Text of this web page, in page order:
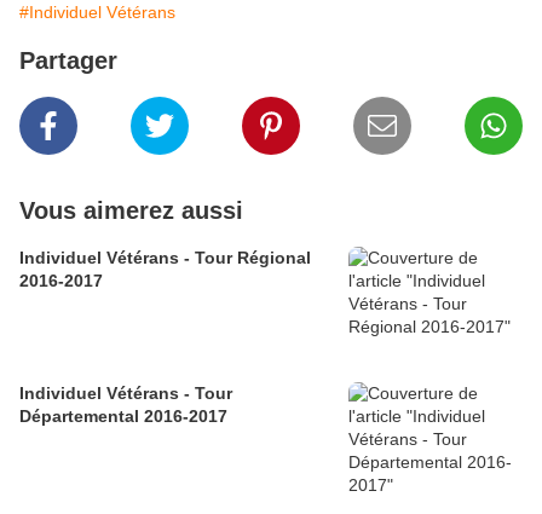
#Individuel Vétérans
Partager
Vous aimerez aussi
Individuel Vétérans - Tour Régional
2016-2017
Individuel Vétérans - Tour
Départemental 2016-2017